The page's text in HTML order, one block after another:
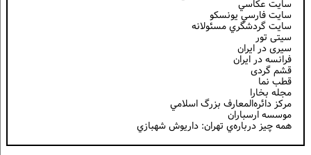
سايت عكاسي
سايت فارسي يونسكو
سايت گردشگري مسئولانه
سیتی تور
سیری در ایران
فرانسه در ايران
قشم گردی
قطب نما
مجله بخارا
مركز دائره‌المعارف بزرگ اسلامي
موسسه ارسباران
همه چيز درباره‌ي تهران: داريوش شهبازي